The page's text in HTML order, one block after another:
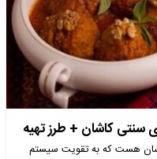
سنتی کاشان + طرز تهیه
هست که به تقویت سیستم